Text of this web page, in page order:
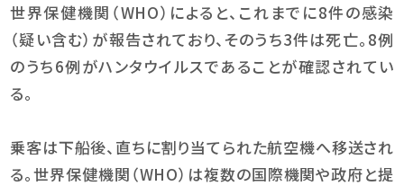
世界保健機関（WHO）によると、これまでに8件の感染
（疑い含む）が報告されており、そのうち3件は死亡。8例
のうち6例がハンタウイルスであることが確認されてい
る。
乗客は下船後、直ちに割り当てられた航空機へ移送され
る。世界保健機関（WHO）は複数の国際機関や政府と提